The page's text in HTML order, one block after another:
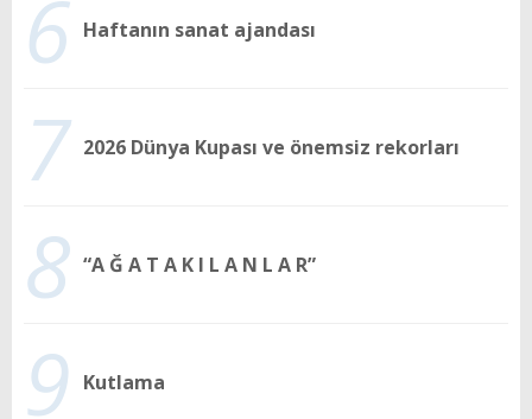
6 Haftanın sanat ajandası
7 2026 Dünya Kupası ve önemsiz rekorları
8 “A Ğ A T A K I L A N L A R”
9 Kutlama